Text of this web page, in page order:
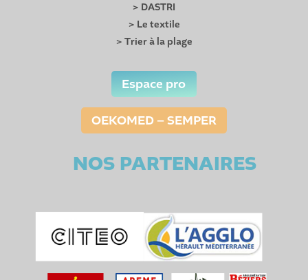
> DASTRI
> Le textile
> Trier à la plage
Espace pro
OEKOMED – SEMPER
NOS PARTENAIRES